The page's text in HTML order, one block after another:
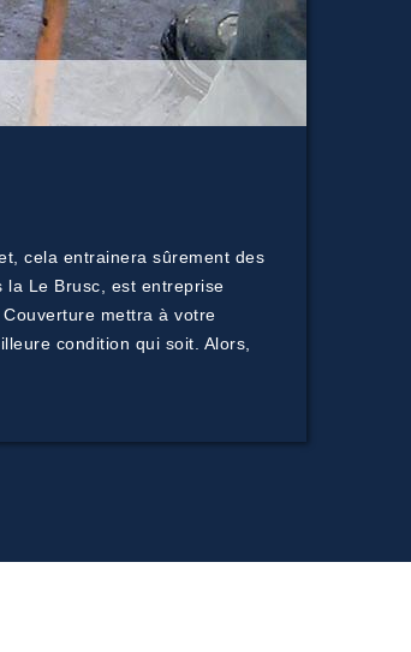
cela entrainera sûrement des
la Le Brusc, est entreprise
mettra à votre
condition qui soit. Alors,